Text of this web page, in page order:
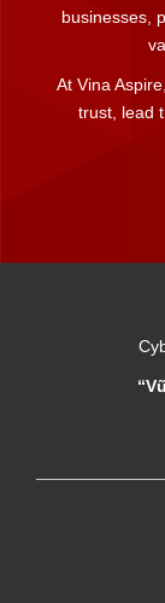
businesses,
At Vina
trust, lead